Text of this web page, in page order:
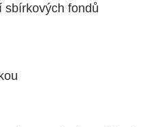
sbírkových fondů